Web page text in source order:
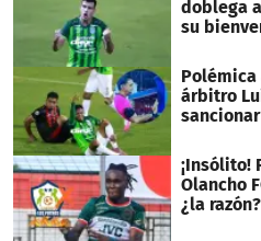
doblega
su
árbitro
¡Insólito!
Olancho
¿la razón?